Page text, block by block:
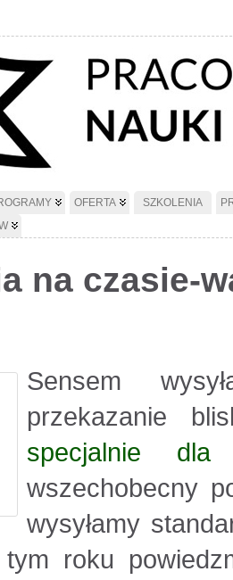
OFERTA SZKOLENIA
na czasie-
Sensem
przekazanie
specjalnie dla
wszechobecny
wysyłamy
tym roku